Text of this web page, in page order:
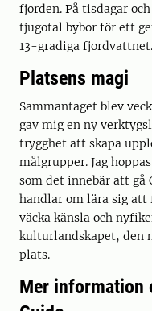
fjorden. På tisdagar
tjugotal bybor för ett
13-gradiga fjordvattnet.
Platsens magi
Sammantaget blev
gav mig en ny
trygghet att skapa
målgrupper. Jag
som det innebär att
handlar om lära sig att
väcka känsla och
kulturlandskapet, den
plats.
Mer information